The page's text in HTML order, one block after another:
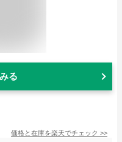
る
価格と在庫を楽天でチェック >>